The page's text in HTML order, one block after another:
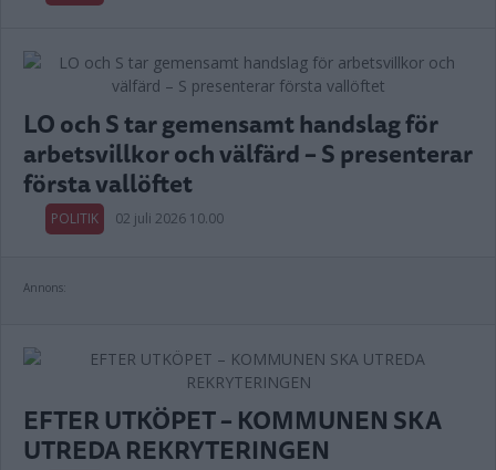
LO och S tar gemensamt handslag för
arbetsvillkor och välfärd – S presenterar
första vallöftet
POLITIK 02 juli 2026 10.00
Annons:
EFTER UTKÖPET – KOMMUNEN SKA
UTREDA REKRYTERINGEN